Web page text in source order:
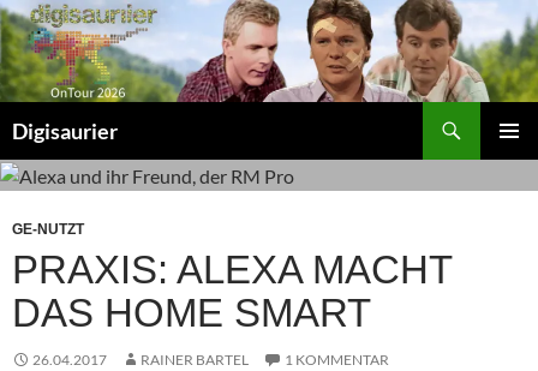
Zum
Inhalt
springen
Digisaurier
MENÜ
GE-NUTZT
PRAXIS: ALEXA MACHT
DAS HOME SMART
26.04.2017 RAINER BARTEL 1 KOMMENTAR